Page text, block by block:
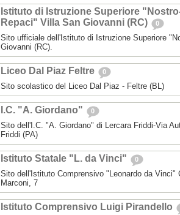
Istituto di Istruzione Superiore
Repaci" Villa San Giovanni (RC)
0
Sito ufficiale dell'Istituto di Istruzione Superiore
Giovanni (RC).
Liceo Dal Piaz Feltre 0
Sito scolastico del Liceo Dal Piaz - Feltre (BL)
I.C. "A. Giordano" 0
Sito dell'I.C. "A. Giordano" di Lercara Friddi-Via
Friddi (PA)
Istituto Statale "L. da Vinci" 0
Sito dell'Istituto Comprensivo "Leonardo da Vinci"
Marconi, 7
Istituto Comprensivo Luigi Pirandello